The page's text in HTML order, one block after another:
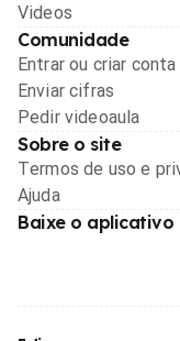
Videos
Comunidade
Entrar ou criar conta
Enviar cifras
Pedir videoaula
Sobre o site
Termos de uso e
Ajuda
Baixe o aplicativo